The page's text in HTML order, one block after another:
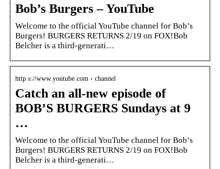
Bob’s Burgers – YouTube
Welcome to the official YouTube channel for Bob’s
Burgers! BURGERS RETURNS 2/19 on FOX!Bob
Belcher is a third-generati…
http s://www.youtube.com › channel
Catch an all-new episode of
BOB’S BURGERS Sundays at 9
…
Welcome to the official YouTube channel for Bob’s
Burgers! BURGERS RETURNS 2/19 on FOX!Bob
Belcher is a third-generati…